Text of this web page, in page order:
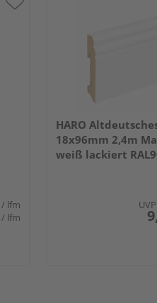
/ lfm
/ lfm
HARO
18x96mm 2,4m
weiß lackiert
UVP